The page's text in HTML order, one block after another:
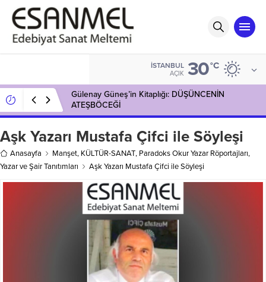
İSTANBUL
AÇIK 30°C
İnadına Kıvırcık Soruyor Şanver Sarısaltun
Cevaplıyor
Aşk Yazarı Mustafa Çifci ile Söyleşi
Anasayfa Manşet, KÜLTÜR-SANAT, Paradoks Okur Yazar Röportajları,
Yazar ve Şair Tanıtımları
Aşk Yazarı Mustafa Çifci ile Söyleşi